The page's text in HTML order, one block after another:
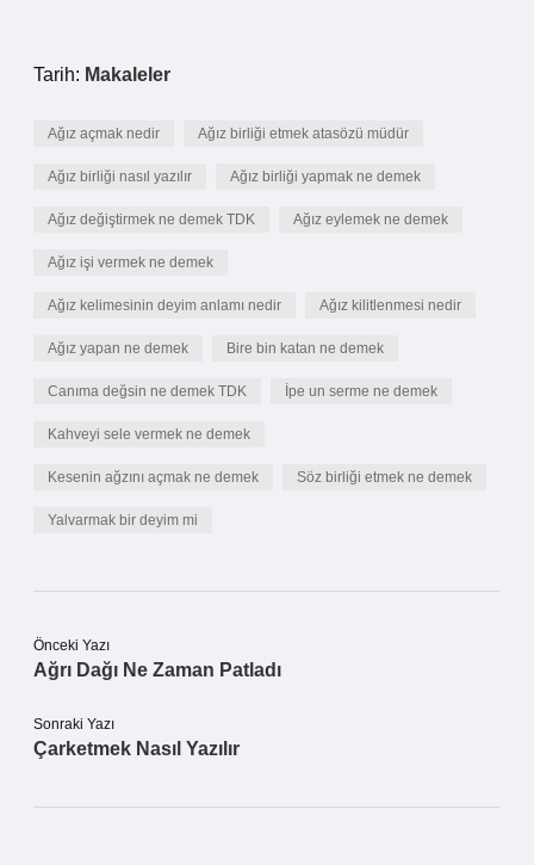
Tarih: Makaleler
Ağız açmak nedir Ağız birliği etmek atasözü müdür
Ağız birliği nasıl yazılır Ağız birliği yapmak ne demek
Ağız değiştirmek ne demek TDK Ağız eylemek ne demek
Ağız işi vermek ne demek
Ağız kelimesinin deyim anlamı nedir Ağız kilitlenmesi nedir
Ağız yapan ne demek Bire bin katan ne demek
Canıma değsin ne demek TDK İpe un serme ne demek
Kahveyi sele vermek ne demek
Kesenin ağzını açmak ne demek Söz birliği etmek ne demek
Yalvarmak bir deyim mi
Önceki Yazı
Ağrı Dağı Ne Zaman Patladı
Sonraki Yazı
Çarketmek Nasıl Yazılır